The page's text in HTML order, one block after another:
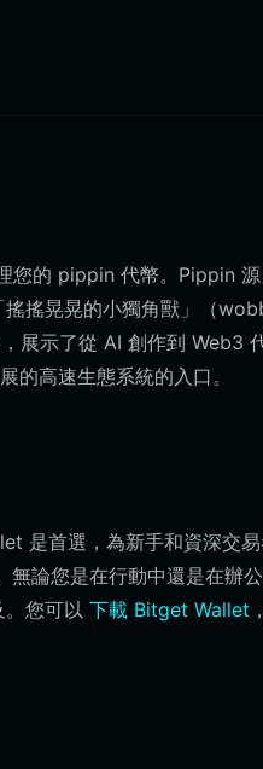
您的 pippin 代幣。Pippin 源
搖晃晃的小獨角獸」（
展示了從 AI 創作到 Web3
高速生態系統的入口。
是首選，為新手和資深交
無論您是在行動中還是在辦
您可以 下載 Bitget Wallet